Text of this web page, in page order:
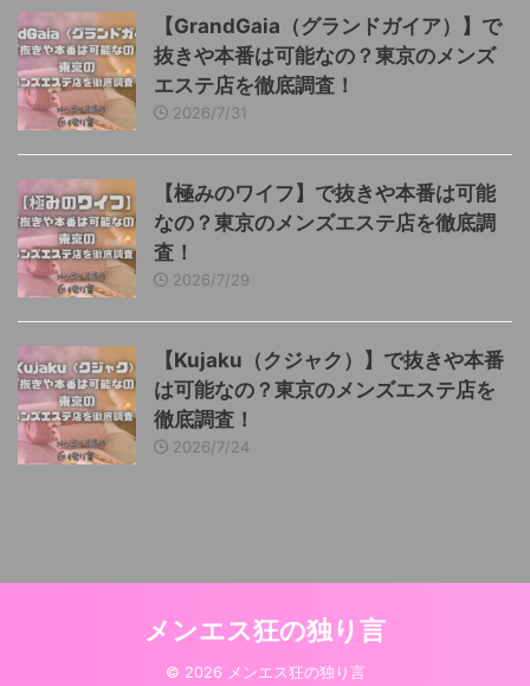
【GrandGaia（グランドガイア）】で
抜きや本番は可能なの？東京のメンズ
エステ店を徹底調査！
2026/7/31
【極みのワイフ】で抜きや本番は可能
なの？東京のメンズエステ店を徹底調
査！
2026/7/29
【Kujaku（クジャク）】で抜きや本番
は可能なの？東京のメンズエステ店を
徹底調査！
2026/7/24
メンエス狂の独り言
© 2026 メンエス狂の独り言